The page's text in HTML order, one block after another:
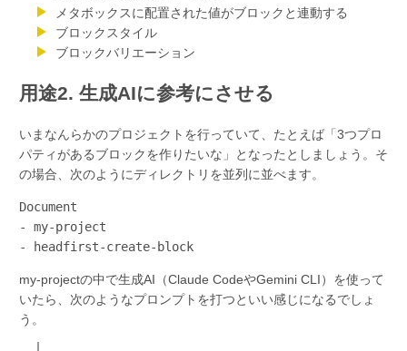
メタボックスに配置された値がブロックと連動する
ブロックスタイル
ブロックバリエーション
用途2. 生成AIに参考にさせる
いまなんらかのプロジェクトを行っていて、たとえば「3つプロ
パティがあるブロックを作りたいな」となったとしましょう。そ
の場合、次のようにディレクトリを並列に並べます。
Document
- my-project
- headfirst-create-block
my-projectの中で生成AI（Claude CodeやGemini CLI）を使って
いたら、次のようなプロンプトを打つといい感じになるでしょ
う。